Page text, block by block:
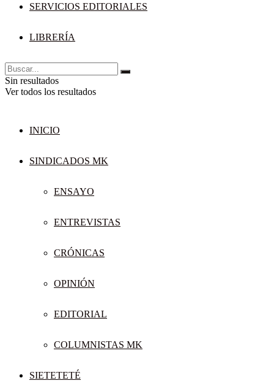
SERVICIOS EDITORIALES
LIBRERÍA
Sin resultados
Ver todos los resultados
INICIO
SINDICADOS MK
ENSAYO
ENTREVISTAS
CRÓNICAS
OPINIÓN
EDITORIAL
COLUMNISTAS MK
SIETETETÉ